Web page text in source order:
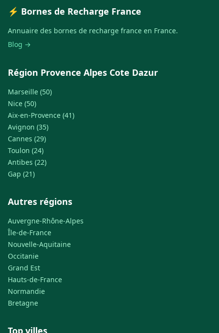
⚡ Bornes de Recharge France
Annuaire des bornes de recharge france en France.
Blog →
Région Provence Alpes Cote Dazur
Marseille (50)
Nice (50)
Aix-en-Provence (41)
Avignon (35)
Cannes (29)
Toulon (24)
Antibes (22)
Gap (21)
Autres régions
Auvergne-Rhône-Alpes
Île-de-France
Nouvelle-Aquitaine
Occitanie
Grand Est
Hauts-de-France
Normandie
Bretagne
Top villes